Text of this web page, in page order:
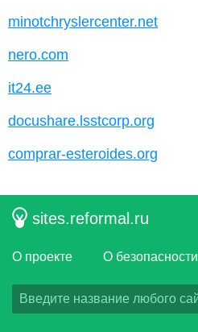
minotchryslercenter.net
nero.com
it24.ee
docushare.lsstcorp.org
comprar-esteroides.org
sites.reformal.ru
О проекте О безопасности